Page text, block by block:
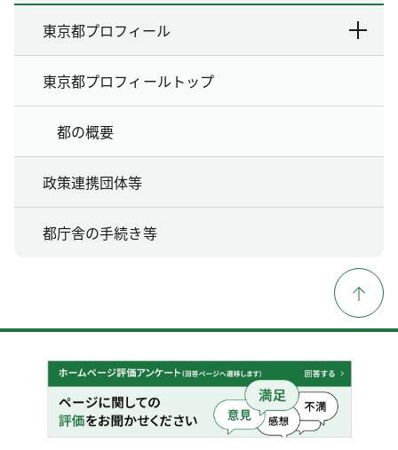
東京都プロフィール
東京都プロフィールトップ
都の概要
政策連携団体等
都庁舎の手続き等